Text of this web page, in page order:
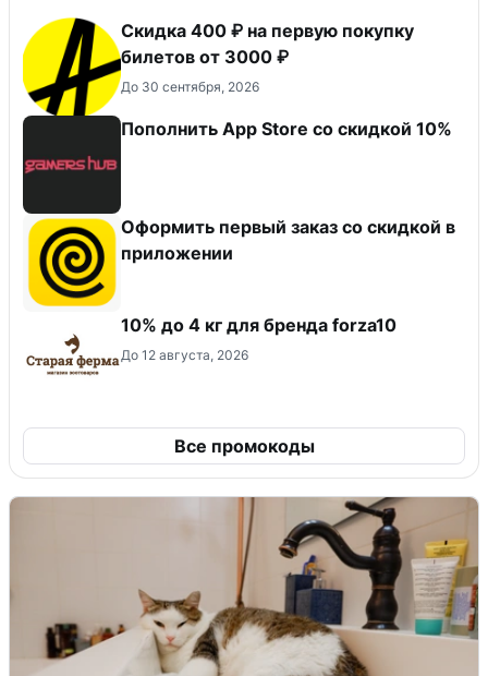
Скидка 400 ₽ на первую покупку
билетов от 3000 ₽
До 30 сентября, 2026
Пополнить App Store со скидкой 10%
Оформить первый заказ со скидкой в
приложении
10% до 4 кг для бренда forza10
До 12 августа, 2026
Все промокоды